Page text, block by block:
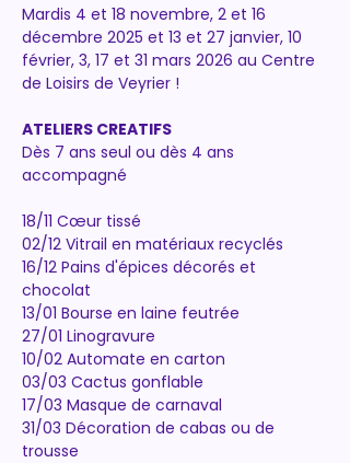
Mardis 4 et 18 novembre, 2 et 16
décembre 2025 et 13 et 27 janvier, 10
février, 3, 17 et 31 mars 2026 au Centre
de Loisirs de Veyrier !
ATELIERS CREATIFS
Dès 7 ans seul ou dès 4 ans
accompagné
18/11 Cœur tissé
02/12 Vitrail en matériaux recyclés
16/12 Pains d'épices décorés et
chocolat
13/01 Bourse en laine feutrée
27/01 Linogravure
10/02 Automate en carton
03/03 Cactus gonflable
17/03 Masque de carnaval
31/03 Décoration de cabas ou de
trousse